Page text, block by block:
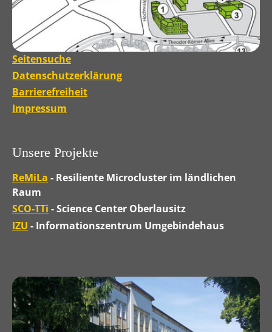
Seitensuche
Datenschutzerklärung
Barrierefreiheit
Impressum
Unsere Projekte
ReMiLa - Resiliente Microcluster im ländlichen
Raum
SCO-TTi - Science Center Oberlausitz
IZU - Informationszentrum Umgebindehaus